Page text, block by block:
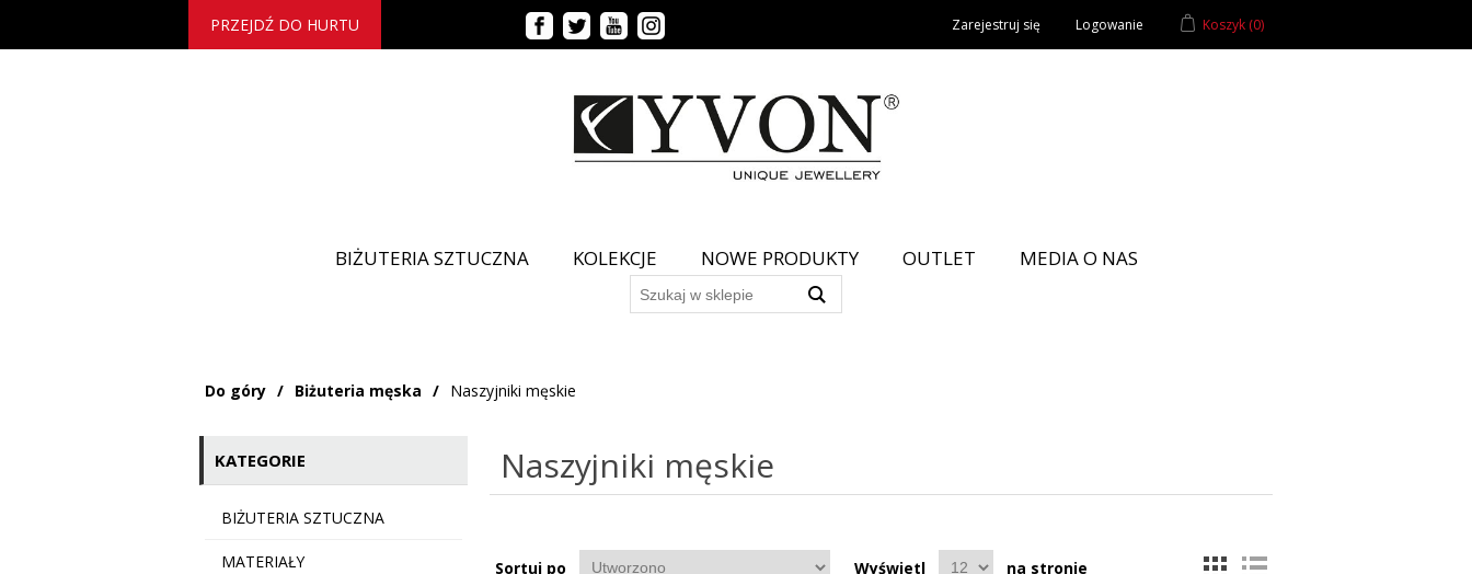
PRZEJDŹ DO HURTU Zarejestruj się Logowanie Koszyk (0)
BIŻUTERIA SZTUCZNA KOLEKCJE NOWE PRODUKTY OUTLET MEDIA O NAS
Do góry / Biżuteria męska / Naszyjniki męskie
KATEGORIE
BIŻUTERIA SZTUCZNA
MATERIAŁY
Naszyjniki męskie
Sortuj po Wyświetl na stronie